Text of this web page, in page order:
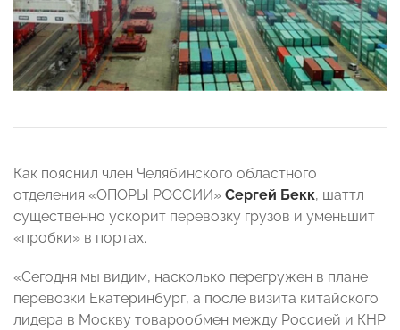
Как пояснил член Челябинского областного
отделения «ОПОРЫ РОССИИ» Сергей Бекк, шаттл
существенно ускорит перевозку грузов и уменьшит
«пробки» в портах.
«Сегодня мы видим, насколько перегружен в плане
перевозки Екатеринбург, а после визита китайского
лидера в Москву товарообмен между Россией и КНР